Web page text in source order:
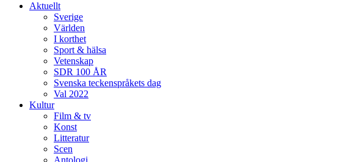
Aktuellt
Sverige
Världen
I korthet
Sport & hälsa
Vetenskap
SDR 100 ÅR
Svenska teckenspråkets dag
Val 2022
Kultur
Film & tv
Konst
Litteratur
Scen
Antologi